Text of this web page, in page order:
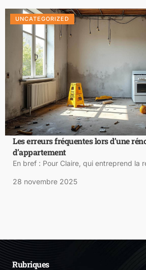
UNCATEGORIZED
Les erreurs fréquentes lors d’une
d’appartement
En bref : Pour Claire, qui entreprend la
28 novembre 2025
Rubriques